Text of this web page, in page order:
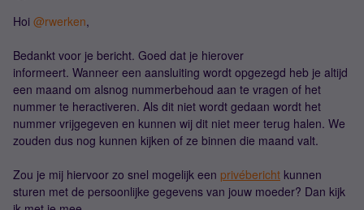
Hoi @rwerken,
Bedankt voor je bericht. Goed dat je hierover
informeert. Wanneer een aansluiting wordt opgezegd heb je altijd
een maand om alsnog nummerbehoud aan te vragen of het
nummer te heractiveren. Als dit niet wordt gedaan wordt het
nummer vrijgegeven en kunnen wij dit niet meer terug halen. We
zouden dus nog kunnen kijken of ze binnen die maand valt.
Zou je mij hiervoor zo snel mogelijk een privébericht kunnen
sturen met de persoonlijke gegevens van jouw moeder? Dan kijk